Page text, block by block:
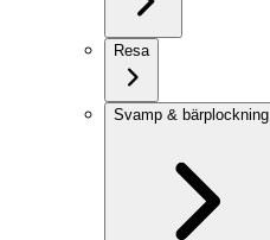
Resa
Svamp & bärplockning